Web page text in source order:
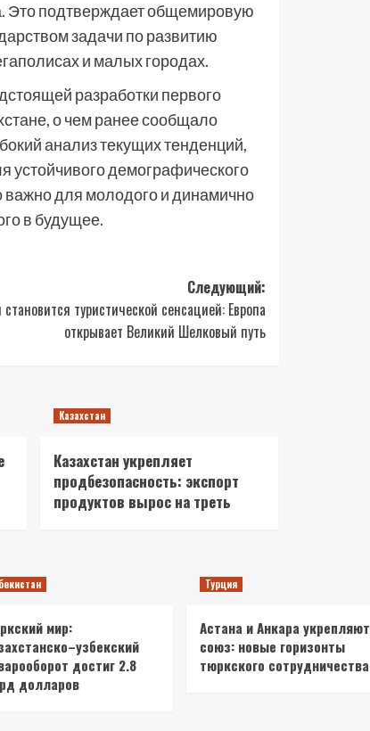
Это подтверждает общемировую
задачи по развитию
и малых городах.
разработки первого
о чем ранее сообщало
анализ текущих тенденций,
устойчивого демографического
важно для молодого и динамично
в будущее.
Следующий:
становится туристической сенсацией: Европа
открывает Великий Шелковый путь
Казахстан
Казахстан укрепляет
продбезопасность: экспорт
продуктов вырос на треть
мир:
достиг 2.8
долларов
Турция
Астана и Анкара укрепляют
союз: новые горизонты
тюркского сотрудничества